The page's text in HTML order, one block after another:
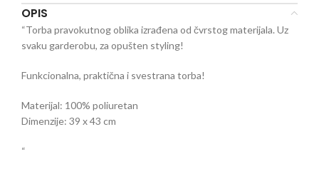
OPIS
“Torba pravokutnog oblika izrađena od čvrstog materijala. Uz
svaku garderobu, za opušten styling!
Funkcionalna, praktična i svestrana torba!
Materijal: 100% poliuretan
Dimenzije: 39 x 43 cm
“